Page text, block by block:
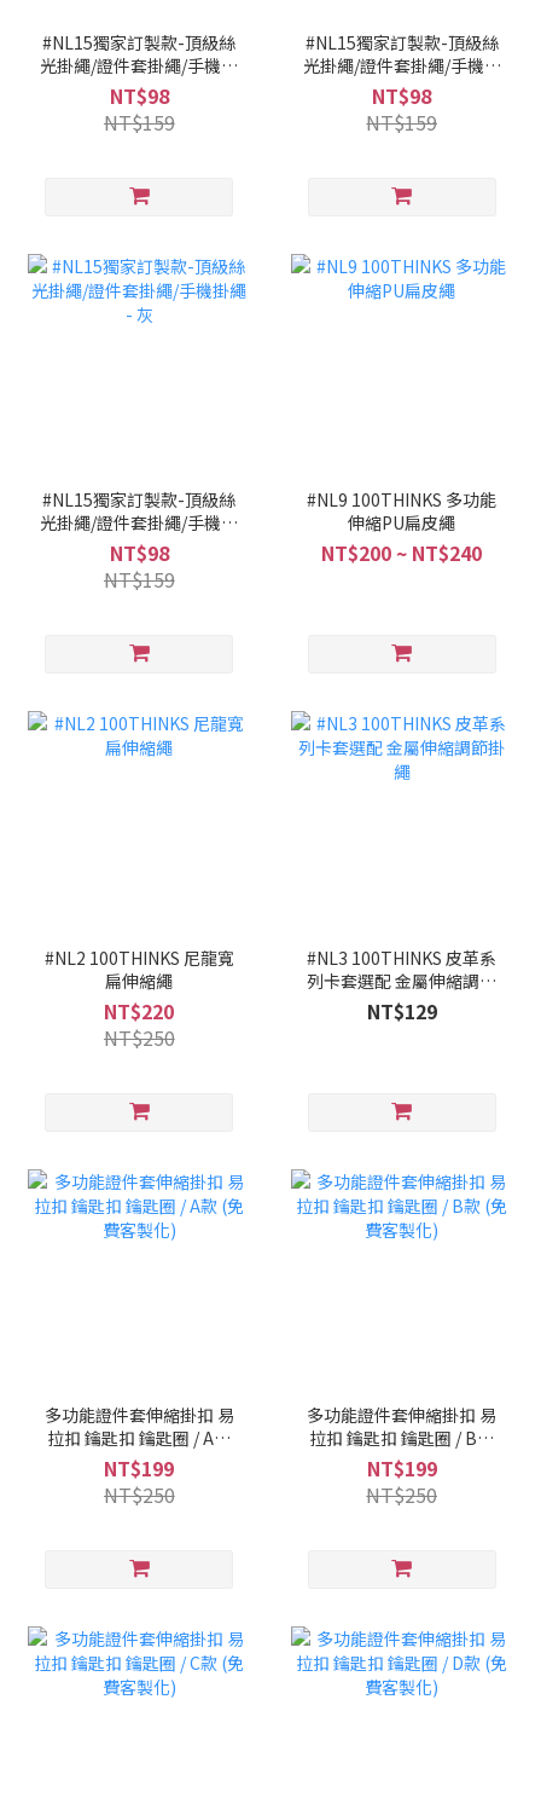
#NL15獨家訂製款-頂級絲
光掛繩/證件套掛繩/手機掛
繩 - 藍
NT$98
NT$159
#NL15獨家訂製款-頂級絲
光掛繩/證件套掛繩/手機掛
繩 - 黑
NT$98
NT$159
#NL15獨家訂製款-頂級絲
光掛繩/證件套掛繩/手機掛
繩 - 灰
NT$98
NT$159
#NL9 100THINKS 多功能
伸縮PU扁皮繩
NT$200 ~ NT$240
#NL2 100THINKS 尼龍寬
扁伸縮繩
NT$220
NT$250
#NL3 100THINKS 皮革系
列卡套選配 金屬伸縮調節
掛繩
NT$129
多功能證件套伸縮掛扣 易
拉扣 鑰匙扣 鑰匙圈 / A款
(免費客製化)
NT$199
NT$250
多功能證件套伸縮掛扣 易
拉扣 鑰匙扣 鑰匙圈 / B款
(免費客製化)
NT$199
NT$250